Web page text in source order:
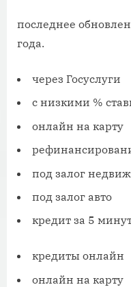
последнее
года.
через Госуслуги
с низкими %
онлайн на карту
под залог
под залог авто
кредит за 5
кредиты онлайн
онлайн на карту